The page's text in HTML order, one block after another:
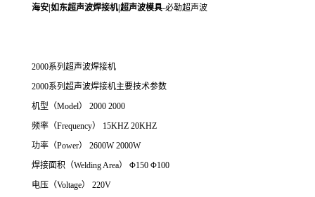
海安|如东超声波焊接机|超声波模具-必勒超声波
2000系列超声波焊接机
2000系列超声波焊接机主要技术参数
机型（Model） 2000 2000
频率（Frequency） 15KHZ 20KHZ
功率（Power） 2600W 2000W
焊接面积（Welding Area） Φ150 Φ100
电压（Voltage） 220V